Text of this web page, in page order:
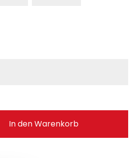
gewünschten
In den Warenkorb